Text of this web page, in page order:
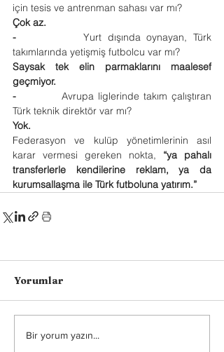
için tesis ve antrenman sahası var mı?
Çok az.
- Yurt dışında oynayan, Türk
takımlarında yetişmiş futbolcu var mı?
Saysak tek elin parmaklarını maalesef
geçmiyor.
- Avrupa liglerinde takım çalıştıran
Türk teknik direktör var mı?
Yok.
Federasyon ve kulüp yönetimlerinin asıl
karar vermesi gereken nokta, “ya pahalı
transferlerle kendilerine reklam, ya da
kurumsallaşma ile Türk futboluna yatırım.”
Yorumlar
Bir yorum yazın...